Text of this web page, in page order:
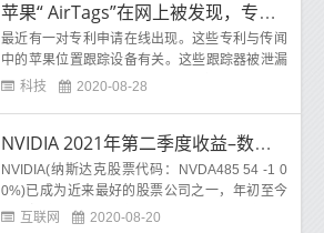
苹果“ AirTags”在网上被发现，专利详细说明了一种小型跟踪设备
最近有一对专利申请在线出现。这些专利与传闻
中的苹果位置跟踪设备有关。这些跟踪器被泄漏
者标记为 Apple Tag或 AirTag。该专利申请已在
科技 2020-08-28
NVIDIA 2021年第二季度收益–数据中心业务比游戏业务更光明
NVIDIA(纳斯达克股票代码：NVDA485 54 -1 0
0%)已成为近来最好的股票公司之一，年初至今
的回报率为104%。今天，该公司备受关注，即
互联网 2020-08-20